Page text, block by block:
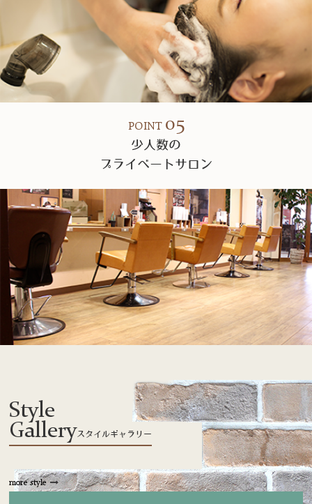
POINT 05
少人数の
プライベートサロン
Style
Galleryスタイルギャラリー
more style